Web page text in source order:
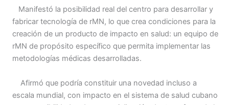
Manifestó la posibilidad real del centro para desarrollar y
fabricar tecnología de rMN, lo que crea condiciones para la
creación de un producto de impacto en salud: un equipo de
rMN de propósito específico que permita implementar las
metodologías médicas desarrolladas.
Afirmó que podría constituir una novedad incluso a
escala mundial, con impacto en el sistema de salud cubano